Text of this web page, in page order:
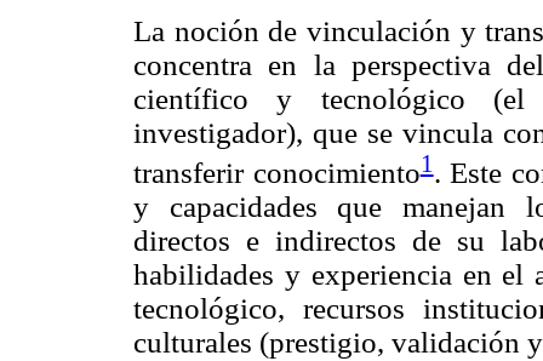
La noción de vinculación y
concentra en la perspectiva
científico y tecnológico (el
investigador), que se vincula
transferir conocimiento1. Este
y capacidades que manejan
directos e indirectos de su
habilidades y experiencia en el
tecnológico, recursos
culturales (prestigio, validación